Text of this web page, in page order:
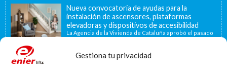
Gestiona tu privacidad
Nueva convocatoria de ayudas para la
instalación de ascensores, plataformas
elevadoras y dispositivos de accesibilidad
La Agencia de la Vivienda de Cataluña aprobó el pasado
15 de noviembre de...
La accesibilidad universal es una prioridad